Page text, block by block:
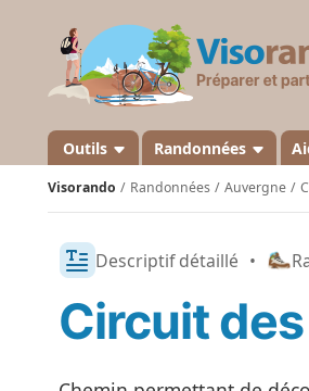
Outils Randonnées
Visorando Randonnées Auvergne
Descriptif détaillé •
Circuit